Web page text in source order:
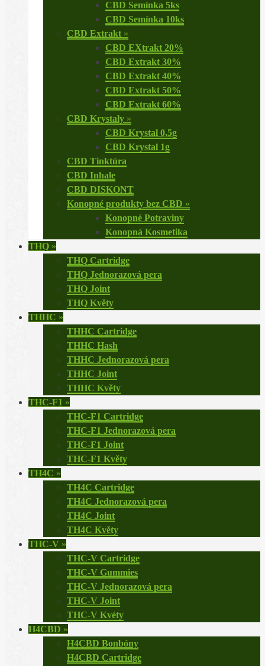
CBD Semínka 5ks
CBD Semínka 10ks
CBD Extrakt »
CBD EXtrakt 20%
CBD Extrakt 30%
CBD Extrakt 40%
CBD Extrakt 50%
CBD Extrakt 60%
CBD Krystaly »
CBD Krystal 0,5g
CBD Krystal 1g
CBD Tinktúra
CBD Inhale
CBD DISKONT
Konopné produkty bez CBD »
Konopné Potraviny
Konopná Kosmetika
THQ »
THQ Cartridge
THQ Jednorazová pera
THQ Joint
THQ Květy
THHC »
THHC Cartridge
THHC Hash
THHC Jednorazová pera
THHC Joint
THHC Květy
THC-F1 »
THC-F1 Cartridge
THC-F1 Jednorazová pera
THC-F1 Joint
THC-F1 Květy
TH4C »
TH4C Cartridge
TH4C Jednorazová pera
TH4C Joint
TH4C Květy
THC-V »
THC-V Cartridge
THC-V Gummies
THC-V Jednorazová pera
THC-V Joint
THC-V Kvéty
H4CBD »
H4CBD Bonbóny
H4CBD Cartridge